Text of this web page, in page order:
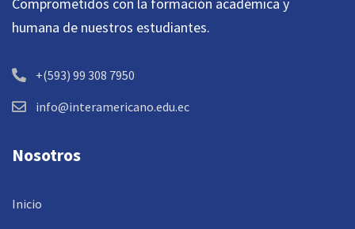
humana de nuestros estudiantes.
+(593) 99 308 7950
info@interamericano.edu.ec
Nosotros
Inicio